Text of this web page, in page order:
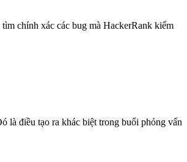
chính xác các bug mà HackerRank kiểm
là điều tạo ra khác biệt trong buổi phỏng vấn